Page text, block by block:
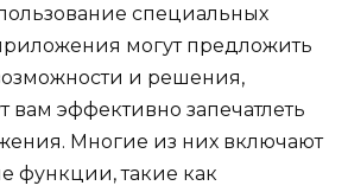
специальных
могут предложить
и решения,
вам эффективно запечатлеть
Многие из них включают
функции, такие как